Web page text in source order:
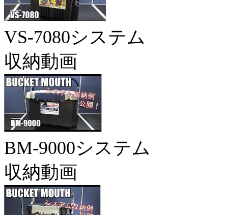
VS-7080システム
収納動画
BM-9000システム
収納動画